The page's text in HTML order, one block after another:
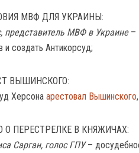
МВФ ДЛЯ УКРАИНЫ:
представитель МВФ в Украине–
и создать Антикорсуд;
ВЫШИНСКОГО:
Херсона арестовал Вышинского
О ПЕРЕСТРЕЛКЕ В КНЯЖИЧАХ:
Сарган, голос ГПУ–